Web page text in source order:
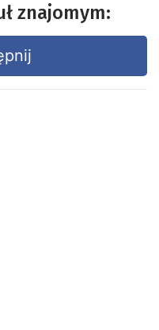
znajomym: